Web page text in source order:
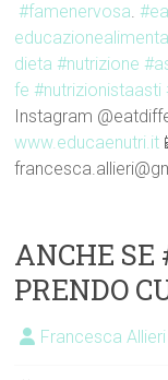
#famenervosa.
dieta #nutrizione
fe #nutrizionistaasti
Instagram
www.educaenutri.it
ANCHE SE
PRENDO
Francesca Allieri